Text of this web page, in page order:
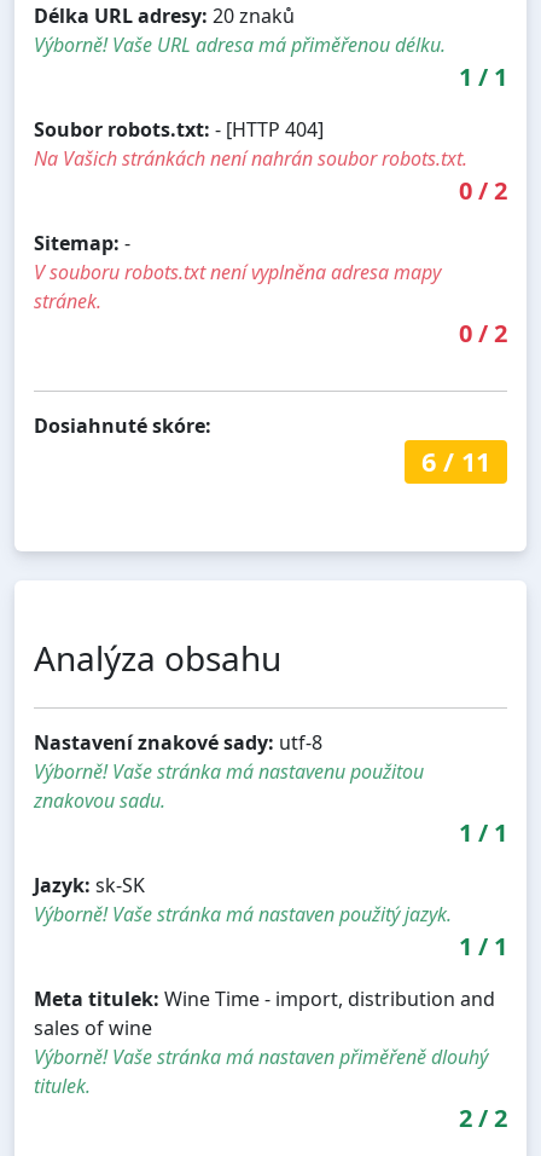
Délka URL adresy: 20 znaků
Výborně! Vaše URL adresa má přiměřenou délku.
1 / 1
Soubor robots.txt: - [HTTP 404]
Na Vašich stránkách není nahrán soubor robots.txt.
0/2
Sitemap: -
V souboru robots.txt není vyplněna adresa mapy
stránek.
0/2
Dosiahnuté skóre:
6/ 11
Analýza obsahu
Nastavení znakové sady: utf-8
Výborně! Vaše stránka má nastavenu použitou
znakovou sadu.
1 / 1
Jazyk: sk-SK
Výborně! Vaše stránka má nastaven použitý jazyk.
1 / 1
Meta titulek: Wine Time - import, distribution and
sales of wine
Výborně! Vaše stránka má nastaven přiměřeně dlouhý
titulek.
2/2